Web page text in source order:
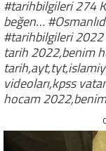
#tarihbilgileri 274
beğen…
#tarihbilgileri
tarih 2022,benim
videoları,kpss
hocam